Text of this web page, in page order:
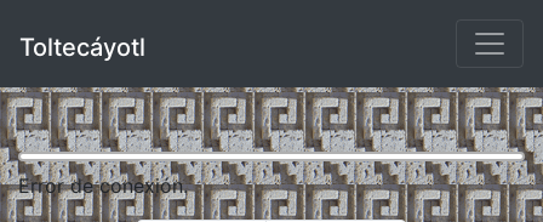
Toltecáyotl
Error de conexión.